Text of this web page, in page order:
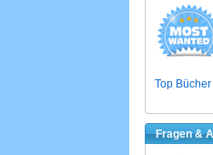
Top
Fragen &